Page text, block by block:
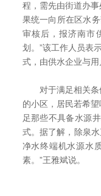
程，需先由街道办
果统一向所在区水
审核后，报济南市
划。”该工作人员表
式，由供水企业与用
对于满足相关条件
的小区，居民若希
足那些不具备水源
式。据了解，除泉
净水终端机水源水
素。”王雅斌说。